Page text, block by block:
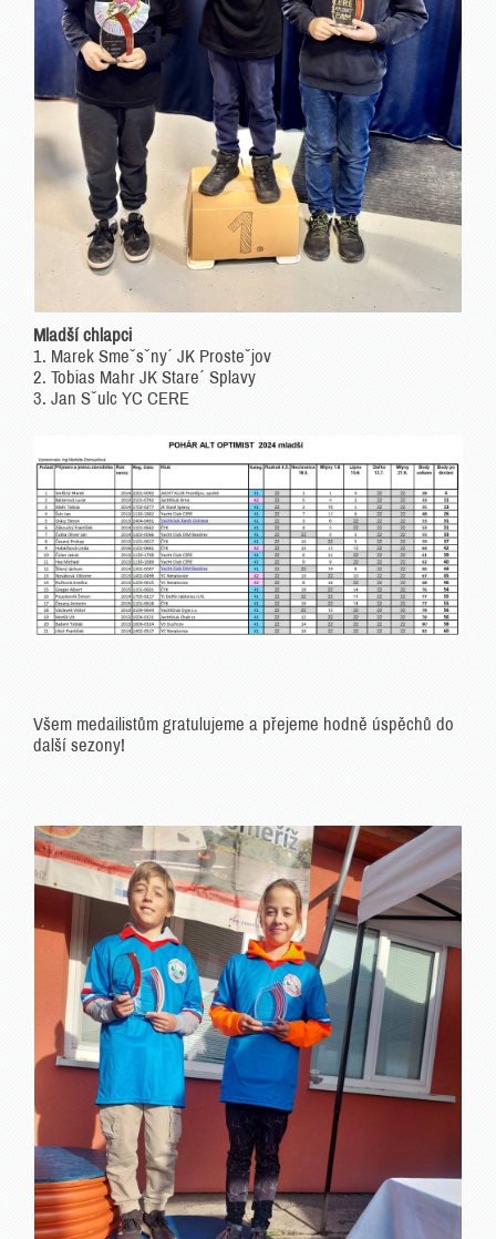
Mladší chlapci
1. Marek Smeˇsˇny´ JK Prosteˇjov
2. Tobias Mahr JK Stare´ Splavy
3. Jan Sˇulc YC CERE
Všem medailistům gratulujeme a přejeme hodně úspěchů do
další sezony!